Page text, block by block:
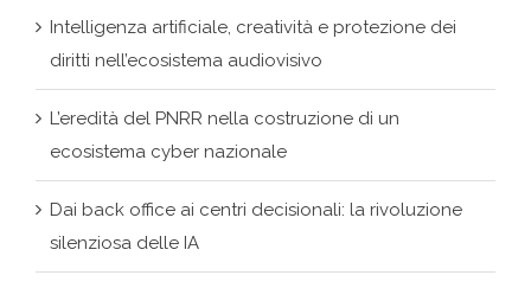
Intelligenza artificiale, creatività e protezione dei
diritti nell’ecosistema audiovisivo
L’eredità del PNRR nella costruzione di un
ecosistema cyber nazionale
Dai back office ai centri decisionali: la rivoluzione
silenziosa delle IA